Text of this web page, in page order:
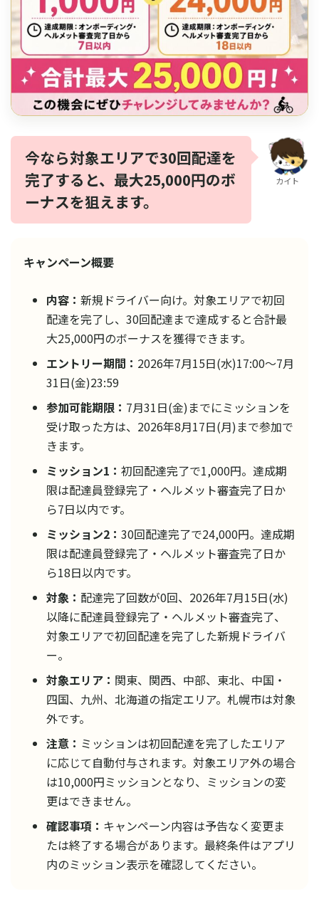
今なら対象エリアで30回配達を
完了すると、最大25,000円のボ
ーナスを狙えます。
カイト
キャンペーン概要
内容： 新規ドライバー向け。対象エリアで初回
配達を完了し、30回配達まで達成すると合計最
大25,000円のボーナスを獲得できます。
エントリー期間： 2026年7月15日(水)17:00〜7月
31日(金)23:59
参加可能期限： 7月31日(金)までにミッションを
受け取った方は、2026年8月17日(月)まで参加で
きます。
ミッション1： 初回配達完了で1,000円。達成期
限は配達員登録完了・ヘルメット審査完了日か
ら7日以内です。
ミッション2： 30回配達完了で24,000円。達成期
限は配達員登録完了・ヘルメット審査完了日か
ら18日以内です。
対象： 配達完了回数が0回、2026年7月15日(水)
以降に配達員登録完了・ヘルメット審査完了、
対象エリアで初回配達を完了した新規ドライバ
ー。
対象エリア： 関東、関西、中部、東北、中国・
四国、九州、北海道の指定エリア。札幌市は対象
外です。
注意： ミッションは初回配達を完了したエリア
に応じて自動付与されます。対象エリア外の場合
は10,000円ミッションとなり、ミッションの変
更はできません。
確認事項： キャンペーン内容は予告なく変更ま
たは終了する場合があります。最終条件はアプリ
内のミッション表示を確認してください。